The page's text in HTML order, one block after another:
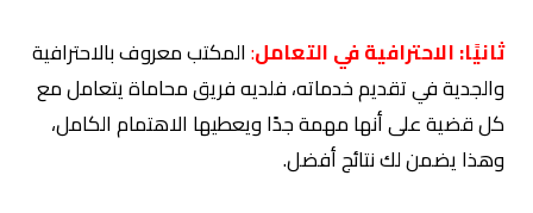
ثانيًا:الاحترافية في التعامل:المكتب معروف بالاحترافية
والجدية في تقديم خدماته، فلديه فريق محاماة يتعامل مع
كل قضية على أنها مهمة جدًا ويعطيها الاهتمام الكامل،
وهذا يضمن لك نتائج أفضل.